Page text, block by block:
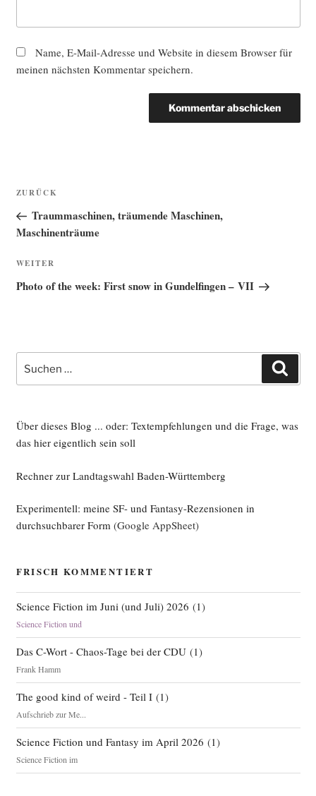
Name, E-Mail-Adresse und Website in diesem Browser für
meinen nächsten Kommentar speichern.
Beitragsnavigation
Vorheriger
Beitrag
ZURÜCK
Traummaschinen, träumende Maschinen,
Maschinenträume
Nächster
Beitrag
WEITER
Photo of the week: First snow in Gundelfingen – VII
nach:
Über dieses Blog ... oder: Textempfehlungen und die Frage, was
das hier eigentlich sein soll
Rechner zur Landtagswahl Baden-Württemberg
Experimentell: meine SF- und Fantasy-Rezensionen in
durchsuchbarer Form(Google AppSheet)
FRISCH KOMMENTIERT
Science Fiction im Juni (und Juli) 2026 (1)
Science Fiction und
Das C-Wort - Chaos-Tage bei der CDU(1)
Frank Hamm
The good kind of weird - Teil I(1)
Aufschrieb zur Me...
Science Fiction und Fantasy im April 2026 (1)
Science Fiction im